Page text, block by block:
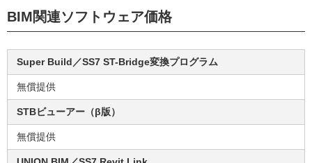
BIM関連ソフトウェア価格
Super Build／SS7 ST-Bridge変換プログラム
無償提供
STBビューアー（β版）
無償提供